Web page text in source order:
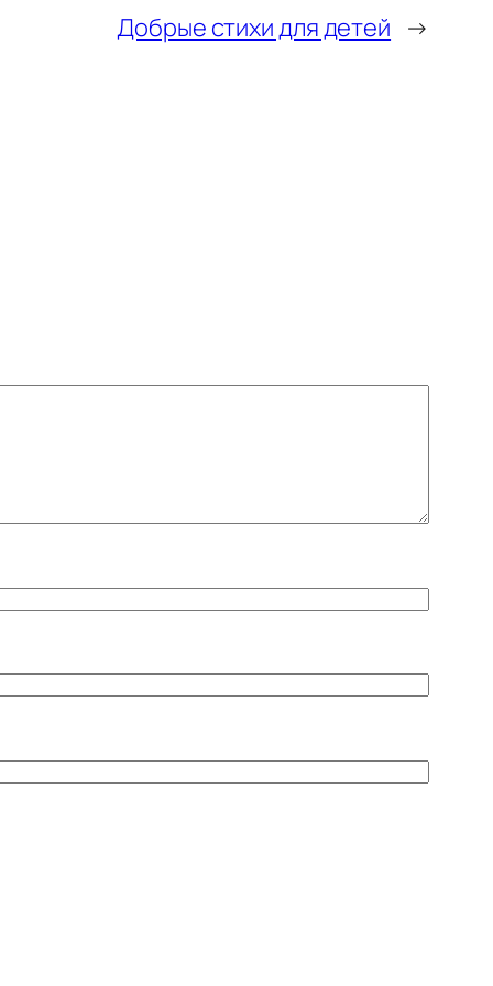
Добрые стихи для детей →